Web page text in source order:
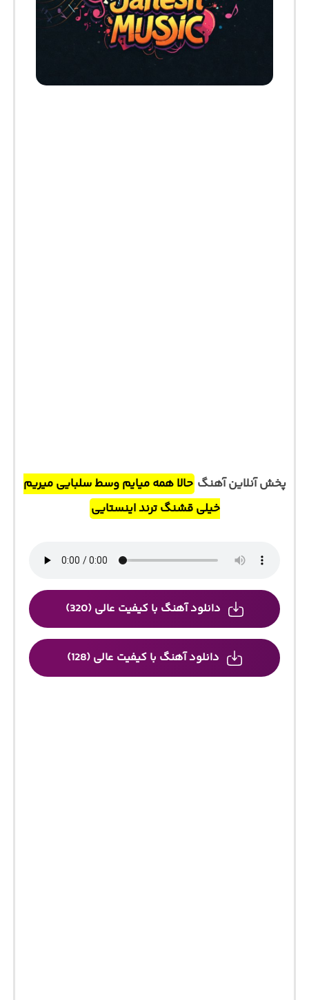
پخش آنلاین آهنگ حالا همه میایم وسط سلبایی میریم
خیلی قشنگ ترند اینستایی
دانلود آهنگ با کیفیت عالی (320)
دانلود آهنگ با کیفیت عالی (128)